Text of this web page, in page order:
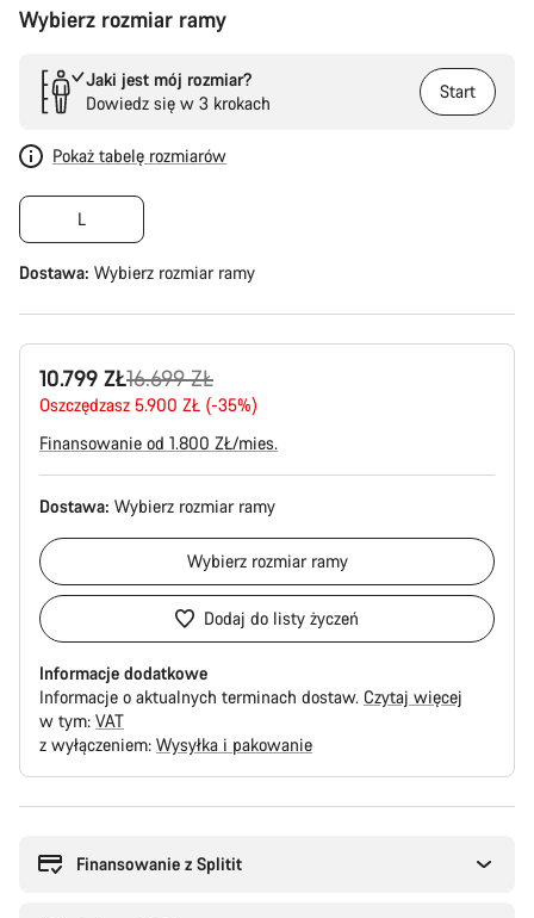
Wybierz rozmiar ramy
Jaki jest mój rozmiar?
Dowiedz się w 3 krokach
Start
Pokaż tabelę rozmiarów
L
Dostawa: Wybierz rozmiar ramy
10.799 ZŁ
Oryginalna
cena
16.699 ZŁ
Oszczędzasz 5.900 ZŁ (-35%)
Finansowanie od 1.800 ZŁ/mies.
Dostawa: Wybierz rozmiar ramy
Wybierz rozmiar ramy
Dodaj do listy życzeń
Informacje dodatkowe
Informacje o aktualnych terminach dostaw. Czytaj więcej
w tym: VAT
z wyłączeniem: Wysyłka i pakowanie
Finansowanie z Splitit